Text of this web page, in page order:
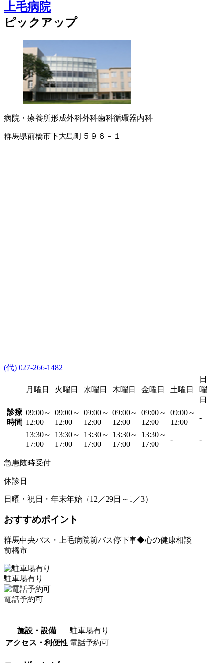
上毛病院
ピックアップ
病院・療養所形成外科外科歯科循環器内科
群馬県前橋市下大島町５９６－１
(代) 027-266-1482
月曜日 火曜日 水曜日 木曜日 金曜日 土曜日
日
曜
日
診療
時間
09:00～
12:00
09:00～
12:00
09:00～
12:00
09:00～
12:00
09:00～
12:00
09:00～
12:00
-
13:30～
17:00
13:30～
17:00
13:30～
17:00
13:30～
17:00
13:30～
17:00
- -
急患随時受付
休診日
日曜・祝日・年末年始（12／29日～1／3）
おすすめポイント
群馬中央バス・上毛病院前バス停下車◆心の健康相談
前橋市
駐車場有り
電話予約可
施設・設備
駐車場有り
アクセス・利便性 電話予約可